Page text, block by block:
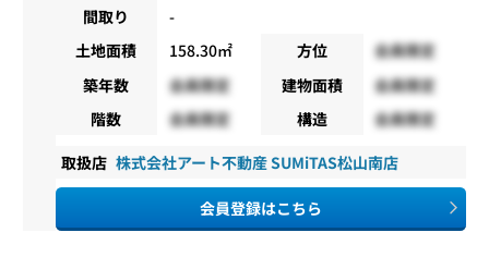
間取り
-
土地面積
158.30㎡ 方位
会員限定
築年数
会員限定 建物面積
会員限定
階数
会員限定 構造 会員限定
取扱店 株式会社アート不動産 SUMiTAS松山南店
会員登録はこちら